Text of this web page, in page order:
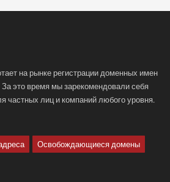
на рынке регистрации доменных имен
За это время мы зарекомендовали себя
частных лиц и компаний любого уровня.
Освобождающиеся домены